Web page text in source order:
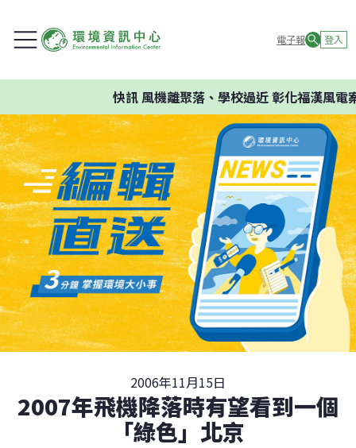
電子報 登入
快訊風機離聚落、學校過近 彰化福漢風電案
2006年11月15日
2007年飛機降落時有望看到一個
「綠色」北京